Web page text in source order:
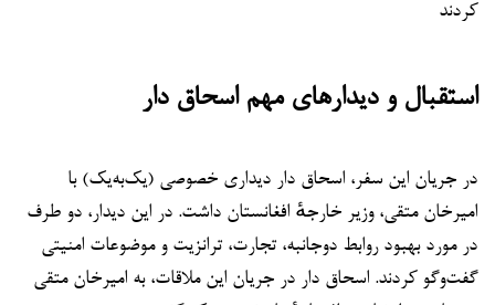
کردند
استقبال و دیدارهای مهم اسحاق دار
در جریان این سفر، اسحاق دار دیداری خصوصی (یک‌به‌یک) با
امیرخان متقی، وزیر خارجهٔ افغانستان داشت. در این دیدار، دو طرف
در مورد بهبود روابط دوجانبه، تجارت، ترانزیت و موضوعات امنیتی
گفت‌وگو کردند. اسحاق دار در جریان این ملاقات، به امیرخان متقی